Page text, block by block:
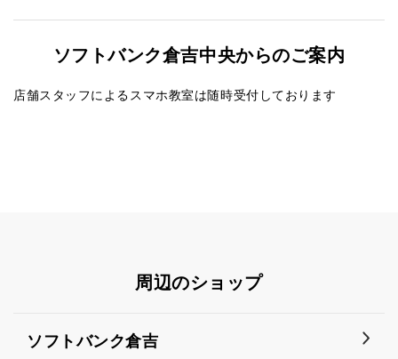
ソフトバンク倉吉中央からのご案内
店舗スタッフによるスマホ教室は随時受付しております
周辺のショップ
ソフトバンク倉吉